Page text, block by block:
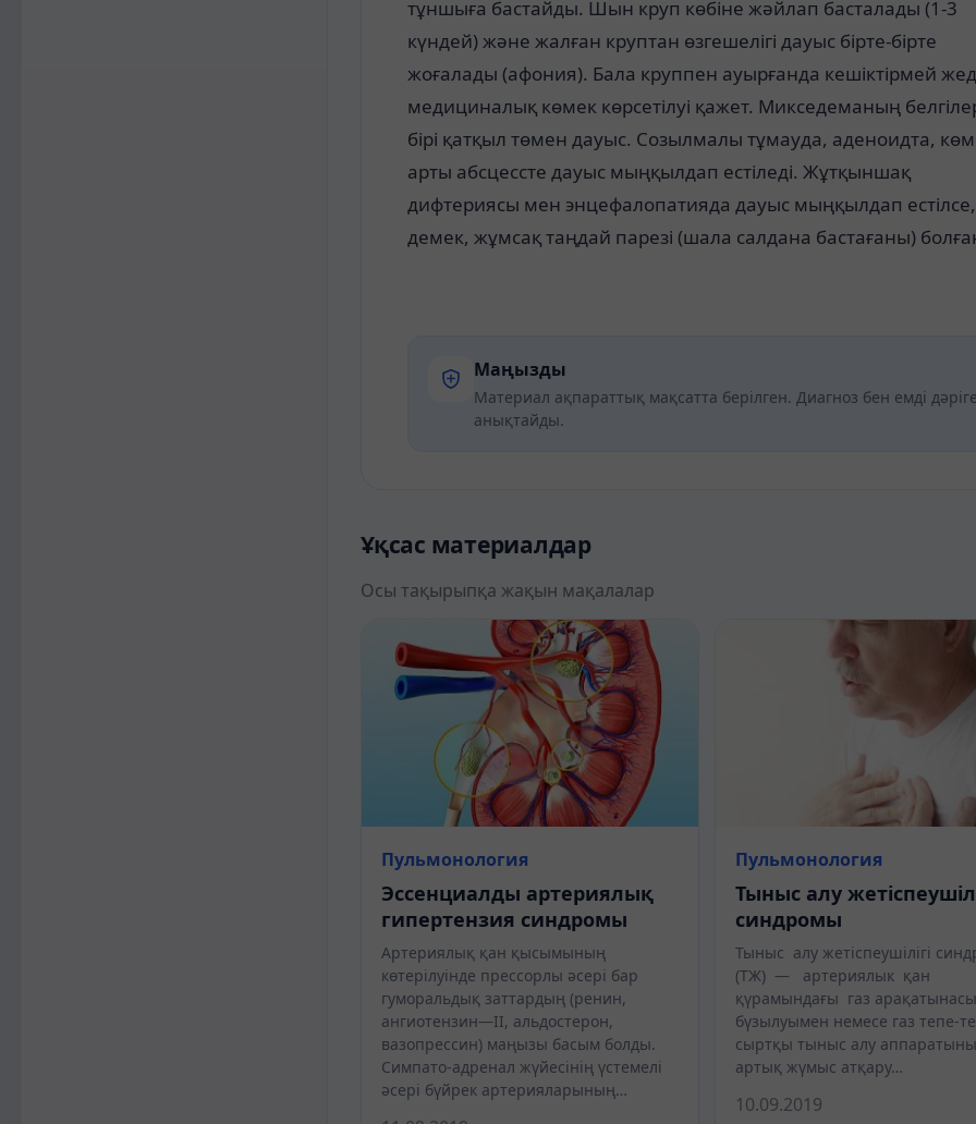
тұншыға бастайды. Шын круп көбіне жәйлап басталады (1-3
күндей) және жалған круптан өзгешелігі дауыс бірте-бірте
жоғалады (афония). Бала круппен ауырғанда кешіктірмей
медициналық көмек көрсетілуі қажет. Микседеманың
бірі қатқыл төмен дауыс. Созылмалы тұмауда, аденоидта,
арты абсцессте дауыс мыңқылдап естіледі. Жұтқыншақ
дифтериясы мен энцефалопатияда дауыс мыңқылдап естілсе,
демек, жұмсақ таңдай парезі (шала салдана бастағаны)
Маңызды
Материал ақпараттық мақсатта берілген. Диагноз бен емді
анықтайды.
Ұқсас материалдар
Осы тақырыпқа жақын мақалалар
Пульмонология
Эссенциалды артериялық
гипертензия синдромы
Артериялық қан қысымының
көтерілуінде прессорлы әсері бар
гуморальдық заттардың (ренин,
ангиотензин—II, альдостерон,
вазопрессин) маңызы басым болды.
Симпато-адренал жүйесінің үстемелі
әсері бүйрек артерияларының…
Пульмонология
Тыныс алу
синдромы
Тыныс алу жетіспеушілігі
(ТЖ) — артериялык қан
қүрамындағы газ арақатынасы
бүзылуымен немесе газ тепе-
сыртқы тыныс алу
артық жүмыс атқару…
10.09.2019